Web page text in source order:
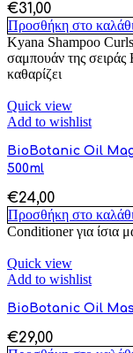
€31,00
Προσθήκη στο καλάθι
Kyana Shampoo
σαμπουάν της
καθαρίζει
Quick view
Add to wishlist
BioBotanic Oil
500ml
€24,00
Προσθήκη στο καλάθι
Conditioner για ίσια
Quick view
Add to wishlist
BioBotanic Oil
€29,00